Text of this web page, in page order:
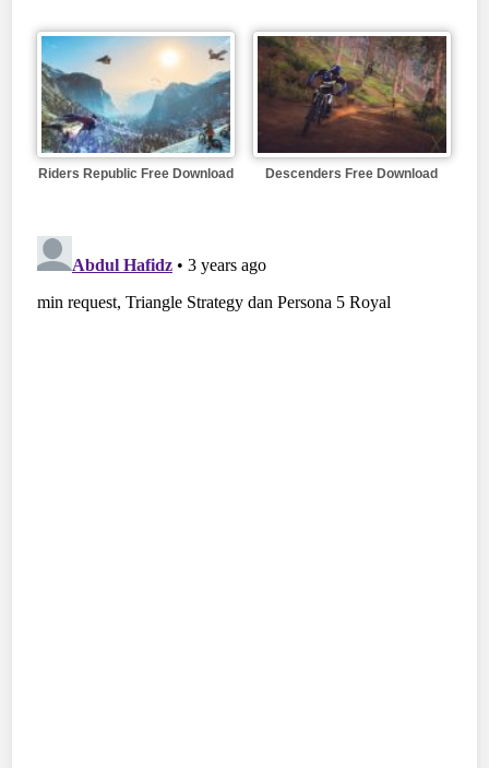
Riders Republic Free Download Descenders Free Download